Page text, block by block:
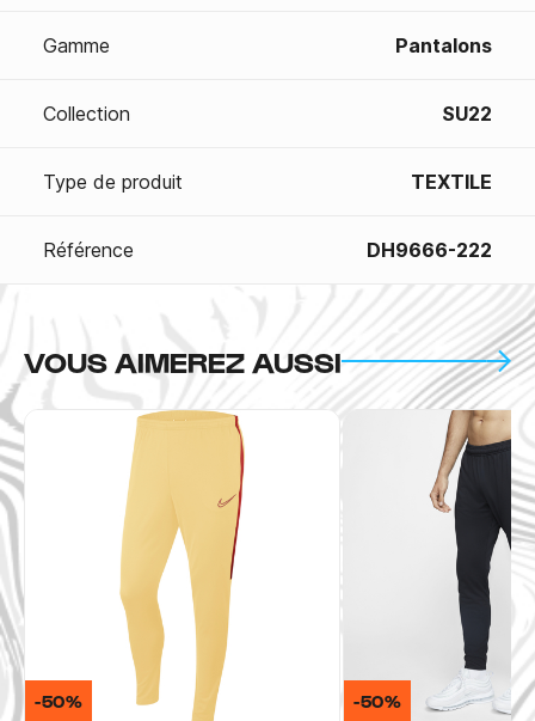
Gamme Pantalons
Collection SU22
Type de produit TEXTILE
Référence DH9666-222
VOUS AIMEREZ AUSSI
-50% -50%